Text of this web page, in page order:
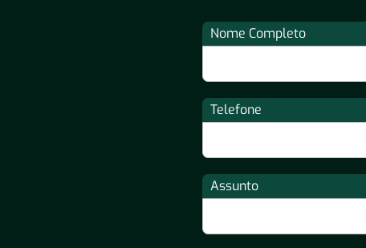
Nome Completo
Telefone
Assunto